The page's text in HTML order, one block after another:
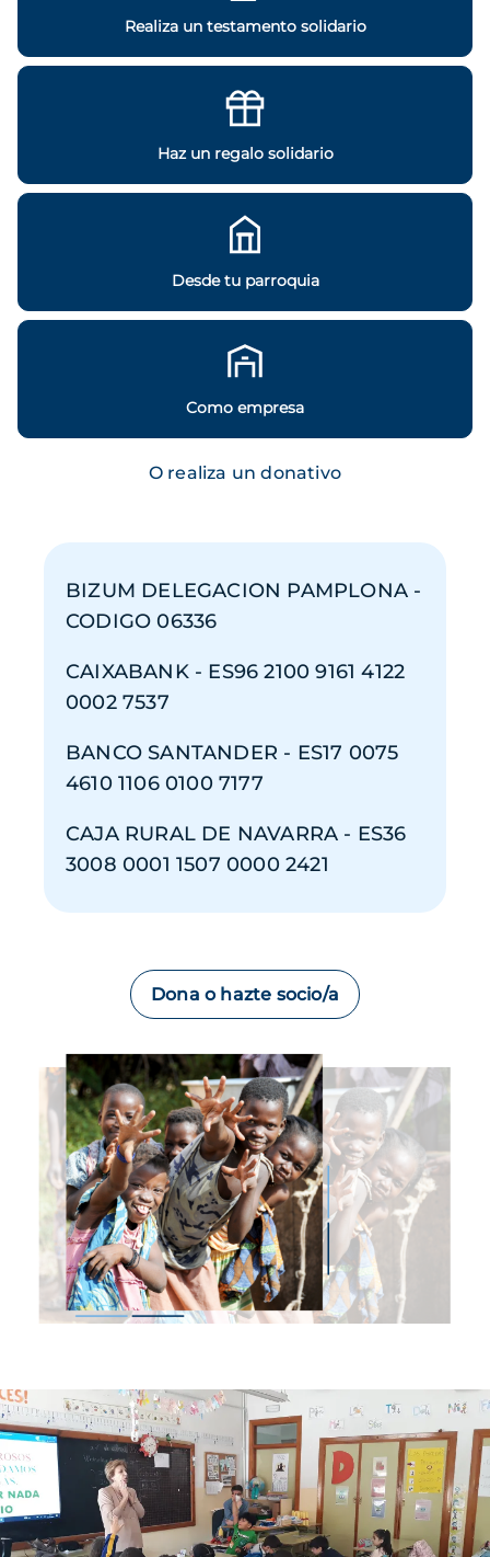
Realiza un testamento solidario
Haz un regalo solidario
Desde tu parroquia
Como empresa
O realiza un donativo
BIZUM DELEGACION PAMPLONA -
CODIGO 06336
CAIXABANK - ES96 2100 9161 4122
0002 7537
BANCO SANTANDER - ES17 0075
4610 1106 0100 7177
CAJA RURAL DE NAVARRA - ES36
3008 0001 1507 0000 2421
Dona o hazte socio/a
Imagen